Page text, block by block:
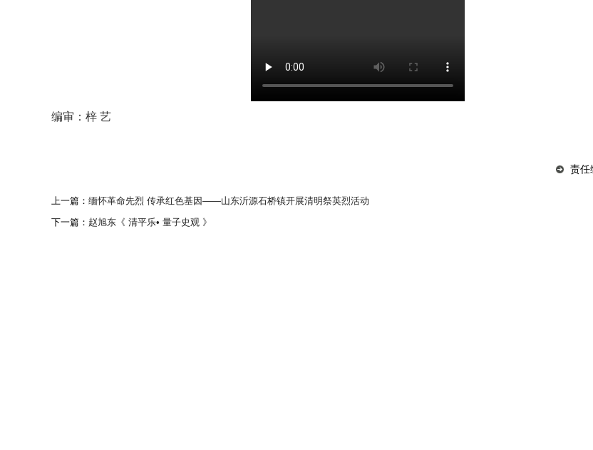
编审：梓 艺
责任
上一篇： 缅怀革命先烈 传承红色基因——山东沂源石桥镇开展清明祭英烈活动
下一篇： 赵旭东《 清平乐• 量子史观 》